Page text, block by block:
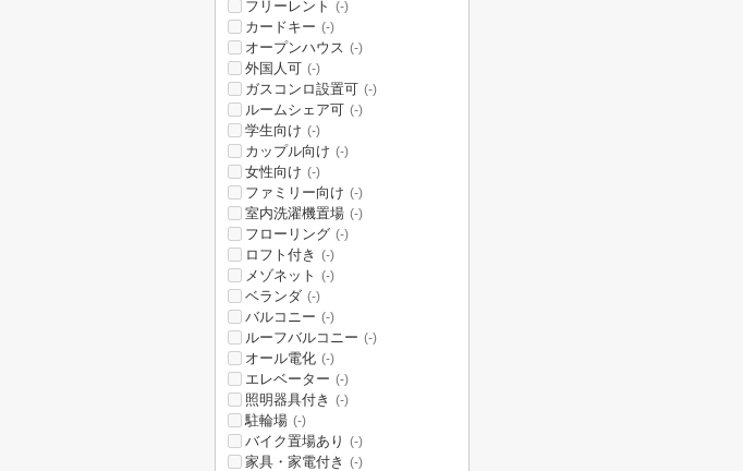
フリーレント (-)
カードキー (-)
オープンハウス (-)
外国人可 (-)
ガスコンロ設置可 (-)
ルームシェア可 (-)
学生向け (-)
カップル向け (-)
女性向け (-)
ファミリー向け (-)
室内洗濯機置場 (-)
フローリング (-)
ロフト付き (-)
メゾネット (-)
ベランダ (-)
バルコニー (-)
ルーフバルコニー (-)
オール電化 (-)
エレベーター (-)
照明器具付き (-)
駐輪場 (-)
バイク置場あり (-)
家具・家電付き (-)